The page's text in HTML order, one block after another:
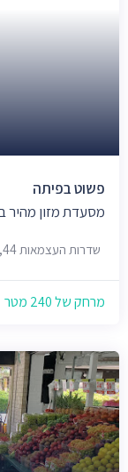
פשוט בפיתה
מסעדת מזון מהיר
שדרות העצמאות 44, יבנה
מרחק של 240 מטר